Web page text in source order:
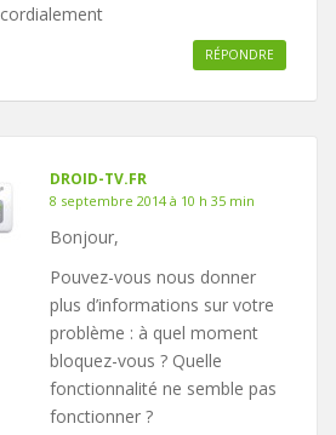
cordialement
RÉPONDRE
DROID-TV.FR
8 septembre 2014 à 10 h 35 min
Bonjour,
Pouvez-vous nous donner
plus d’informations sur votre
problème : à quel moment
bloquez-vous ? Quelle
fonctionnalité ne semble pas
fonctionner ?